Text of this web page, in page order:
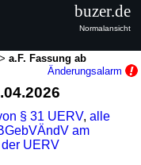
>a.F. Fassung ab
Änderungsalarm
§ 31 UERV,alle
am
UERV
buzer.de
Normalansicht